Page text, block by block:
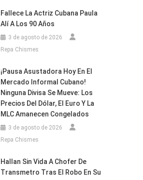
Fallece La Actriz Cubana Paula
Alí A Los 90 Años
3 de agosto de 2026
Repa Chismes
¡Pausa Asustadora Hoy En El
Mercado Informal Cubano!
Ninguna Divisa Se Mueve: Los
Precios Del Dólar, El Euro Y La
MLC Amanecen Congelados
3 de agosto de 2026
Repa Chismes
Hallan Sin Vida A Chofer De
Transmetro Tras El Robo En Su